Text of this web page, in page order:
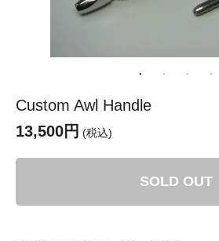
Custom Awl Handle
13,500円 (税込)
SOLD OUT